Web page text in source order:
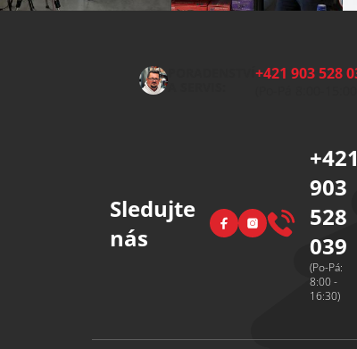
PORADENSTVÍ+421 903 528
Sledujte
nás
FacebookInstagram
+421
903
528
039
(Po-Pá:
8:00 -
16:30)